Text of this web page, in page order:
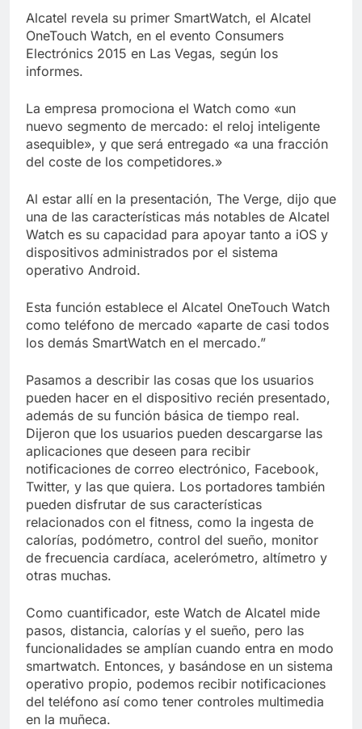
Crucero en México te
lleva a lugares
paranormales con
binoculares de visión
7 Años Atrás
La Inteligencia Artificial
movimiento desde una
sola foto
Alcatel revela su primer SmartWatch, el Alcatel
OneTouch Watch, en el evento Consumers
Electrónics 2015 en Las Vegas, según los
informes.
La empresa promociona el Watch como «un
nuevo segmento de mercado: el reloj inteligente
asequible», y que será entregado «a una fracción
del coste de los competidores.»
Al estar allí en la presentación, The Verge, dijo que
una de las características más notables de Alcatel
Watch es su capacidad para apoyar tanto a iOS y
dispositivos administrados por el sistema
operativo Android.
Esta función establece el Alcatel OneTouch Watch
como teléfono de mercado «aparte de casi todos
los demás SmartWatch en el mercado.”
Pasamos a describir las cosas que los usuarios
pueden hacer en el dispositivo recién presentado,
además de su función básica de tiempo real.
Dijeron que los usuarios pueden descargarse las
aplicaciones que deseen para recibir
notificaciones de correo electrónico, Facebook,
Twitter, y las que quiera. Los portadores también
pueden disfrutar de sus características
relacionados con el fitness, como la ingesta de
calorías, podómetro, control del sueño, monitor
de frecuencia cardíaca, acelerómetro, altímetro y
otras muchas.
Como cuantificador, este Watch de Alcatel mide
pasos, distancia, calorías y el sueño, pero las
funcionalidades se amplían cuando entra en modo
smartwatch. Entonces, y basándose en un sistema
operativo propio, podemos recibir notificaciones
del teléfono así como tener controles multimedia
en la muñeca.